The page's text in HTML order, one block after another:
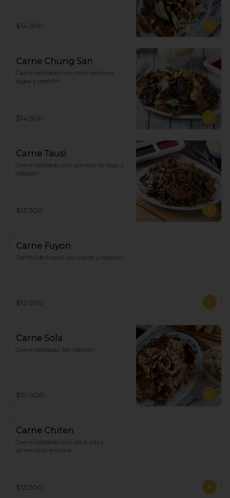
$14.500
Carne Chung San
Carne salteada con champiñones,
algas y cebollín
$14.500
Carne Tausi
Carne salteada con porotos de soya y
cebollín
$13.300
Carne Fuyon
Tortilla de huevo con carne y cebollín
$12.900
Carne Sola
Carne salteada SIN cebollín
$19.000
Carne Chiten
Carne salteada con verduras y
almendras encima
$13.500